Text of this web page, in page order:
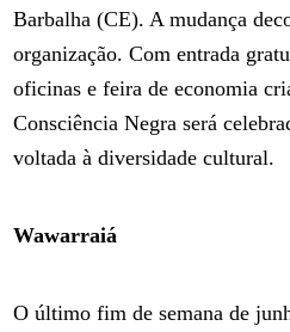
Barbalha (CE). A mudança
organização. Com entrada
oficinas e feira de economia
Consciência Negra será
voltada à diversidade cultural.
Wawarraiá
O último fim de semana de